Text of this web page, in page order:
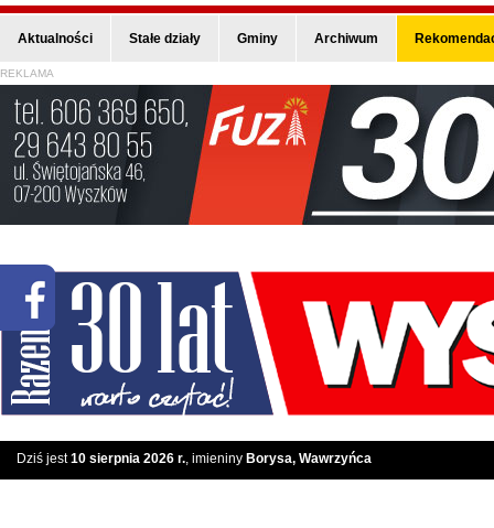
Aktualności Stałe działy Gminy Archiwum
REKLAMA
Dziś jest10 sierpnia 2026 r., imieniny Borysa, Wawrzyńca